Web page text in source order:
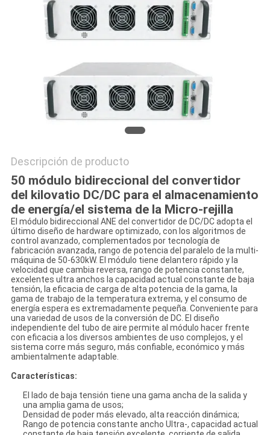
PRIVACIDAD
Descripción de producto
50 módulo bidireccional del convertidor
del kilovatio DC/DC para el almacenamiento
de energía/el sistema de la Micro-rejilla
El módulo bidireccional ANE del convertidor de DC/DC adopta el
último diseño de hardware optimizado, con los algoritmos de
control avanzado, complementados por tecnología de
fabricación avanzada, rango de potencia del paralelo de la multi-
máquina de 50-630kW. El módulo tiene delantero rápido y la
velocidad que cambia reversa, rango de potencia constante,
excelentes ultra anchos la capacidad actual constante de baja
tensión, la eficacia de carga de alta potencia de la gama, la
gama de trabajo de la temperatura extrema, y el consumo de
energía espera es extremadamente pequeña. Conveniente para
una variedad de usos de la conversión de DC. El diseño
independiente del tubo de aire permite al módulo hacer frente
con eficacia a los diversos ambientes de uso complejos, y el
sistema corre más seguro, más confiable, económico y más
ambientalmente adaptable.
Características:
El lado de baja tensión tiene una gama ancha de la salida y
una amplia gama de usos;
Densidad de poder más elevado, alta reacción dinámica;
Rango de potencia constante ancho Ultra-, capacidad actual